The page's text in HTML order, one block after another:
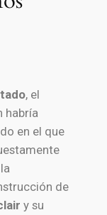
, el
habría
en el que
de
y su